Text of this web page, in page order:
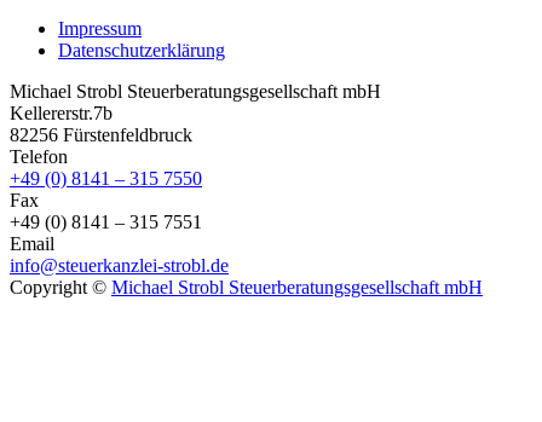
Impressum
Datenschutzerklärung
Michael Strobl Steuerberatungsgesellschaft mbH
Kellererstr.7b
82256 Fürstenfeldbruck
Telefon
+49 (0) 8141 – 315 7550
Fax
+49 (0) 8141 – 315 7551
Email
info@steuerkanzlei-strobl.de
Copyright © Michael Strobl Steuerberatungsgesellschaft mbH